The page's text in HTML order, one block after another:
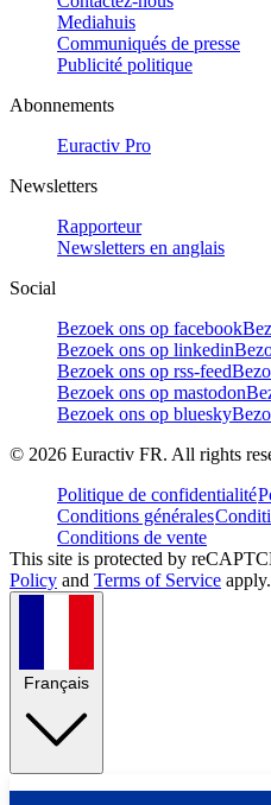
Mediahuis
Communiqués de presse
Publicité politique
Abonnements
Euractiv Pro
Newsletters
Rapporteur
Newsletters en anglais
Social
Bezoek ons op facebook
Bezoek ons op linkedin
Bezoek ons op rss-feed
Bezoek ons op mastodon
Bezoek ons op bluesky
© 2026 Euractiv FR. All rights
Politique de confidentialité
Conditions générales
Conditions de vente
This site is protected by
Policy and Terms of Service apply.
Français